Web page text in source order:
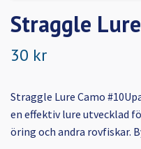
Straggle
30 kr
Straggle Lure Camo
en effektiv lure utvecklad
öring och andra rovfiskar.